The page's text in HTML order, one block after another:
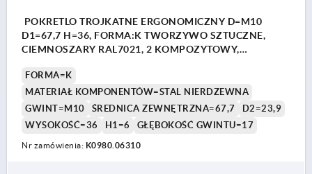
POKRETLO TROJKATNE ERGONOMICZNY D=M10
D1=67,7 H=36, FORMA:K TWORZYWO SZTUCZNE,
CIEMNOSZARY RAL7021, 2 KOMPOZYTOWY,
FORMA=K
MATERIAŁ KOMPONENTÓW=STAL NIERDZEWNA
GWINT=M10
ŚREDNICA ZEWNĘTRZNA=67,7
D2=23,9
WYSOKOŚĆ=36
H1=6 GŁĘBOKOŚĆ GWINTU=17
Nr zamówienia: K0980.06310